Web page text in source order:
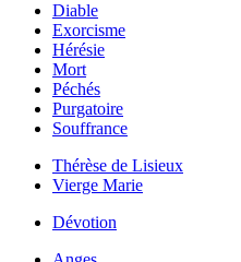
Diable
Exorcisme
Hérésie
Mort
Péchés
Purgatoire
Souffrance
Thérèse de Lisieux
Vierge Marie
Dévotion